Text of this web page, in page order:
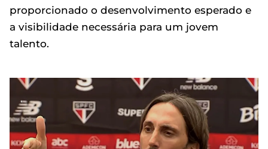
proporcionado o desenvolvimento esperado e
a visibilidade necessária para um jovem
talento.